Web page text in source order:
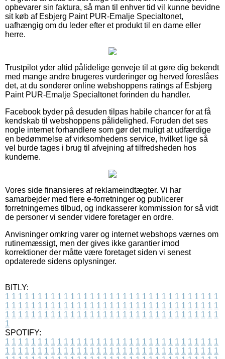
opbevarer sin faktura, så man til enhver tid vil kunne bevidne
sit køb af Esbjerg Paint PUR-Emalje Specialtonet,
uafhængig om du leder efter et produkt til en dame eller
herre.
Trustpilot yder altid pålidelige genveje til at gøre dig bekendt
med mange andre brugeres vurderinger og herved foreslåes
det, at du sonderer online webshoppens ratings af Esbjerg
Paint PUR-Emalje Specialtonet forinden du handler.
Facebook byder på desuden tilpas habile chancer for at få
kendskab til webshoppens pålidelighed. Foruden det ses
nogle internet forhandlere som gør det muligt at udfærdige
en bedømmelse af virksomhedens service, hvilket lige så
vel burde tages i brug til afvejning af tilfredsheden hos
kunderne.
Vores side finansieres af reklameindtægter. Vi har
samarbejder med flere e-forretninger og publicerer
forretningernes tilbud, og indkasserer kommission for så vidt
de personer vi sender videre foretager en ordre.
Anvisninger omkring varer og internet webshops værnes om
rutinemæssigt, men der gives ikke garantier imod
korrektioner der måtte være foretaget siden vi senest
opdaterede sidens oplysninger.
BITLY:
1 1 1 1 1 1 1 1 1 1 1 1 1 1 1 1 1 1 1 1 1 1 1 1 1 1 1 1 1 1 1 1 1
1 1 1 1 1 1 1 1 1 1 1 1 1 1 1 1 1 1 1 1 1 1 1 1 1 1 1 1 1 1 1 1 1
1 1 1 1 1 1 1 1 1 1 1 1 1 1 1 1 1 1 1 1 1 1 1 1 1 1 1 1 1 1 1 1 1
1
SPOTIFY:
1 1 1 1 1 1 1 1 1 1 1 1 1 1 1 1 1 1 1 1 1 1 1 1 1 1 1 1 1 1 1 1 1
1 1 1 1 1 1 1 1 1 1 1 1 1 1 1 1 1 1 1 1 1 1 1 1 1 1 1 1 1 1 1 1 1